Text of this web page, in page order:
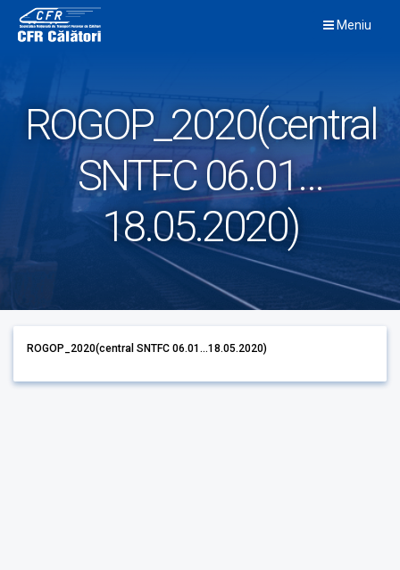
content
Meniu
ROGOP_2020(central
SNTFC 06.01…
18.05.2020)
ROGOP_2020(central SNTFC 06.01...18.05.2020)